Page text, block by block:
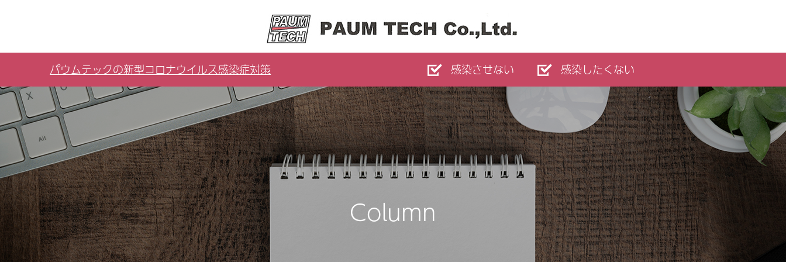
パウムテックの新型コロナウイルス感染症対策 感染させない 感染したくない
Column